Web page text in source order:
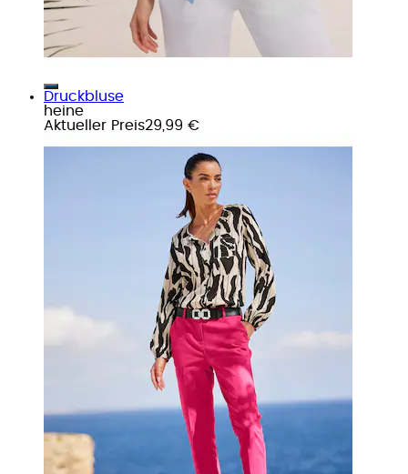
Druckbluse
heine
Aktueller Preis29,99 €